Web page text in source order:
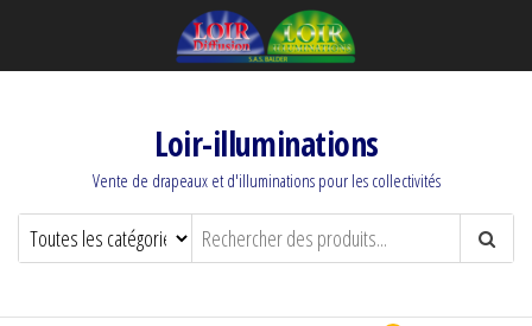
Loir-illuminations
Vente de drapeaux et d'illuminations pour les collectivités